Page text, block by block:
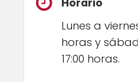
Horario
Lunes a
horas y
17:00 horas.